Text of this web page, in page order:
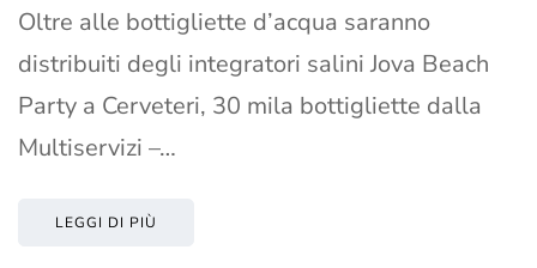
Oltre alle bottigliette d’acqua saranno
distribuiti degli integratori salini Jova Beach
Party a Cerveteri, 30 mila bottigliette dalla
Multiservizi –…
LEGGI DI PIÙ